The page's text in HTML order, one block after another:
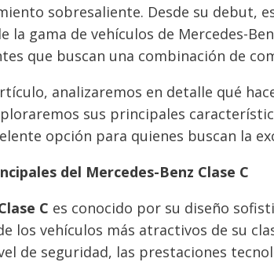
sobresaliente. Desde su debut,
la gama de vehículos de Mercedes-
que buscan una combinación de
analizaremos en detalle qué
sus principales
opción para quienes buscan la
del Mercedes-Benz Clase C
C es conocido por su diseño
los vehículos más atractivos de su
de seguridad, las prestaciones